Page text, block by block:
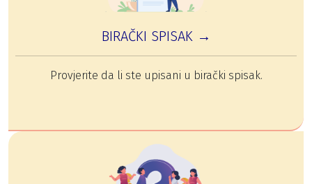
BIRAČKI SPISAK →
Provjerite da li ste upisani u birački spisak.